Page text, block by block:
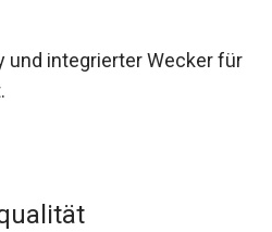
und integrierter Wecker für